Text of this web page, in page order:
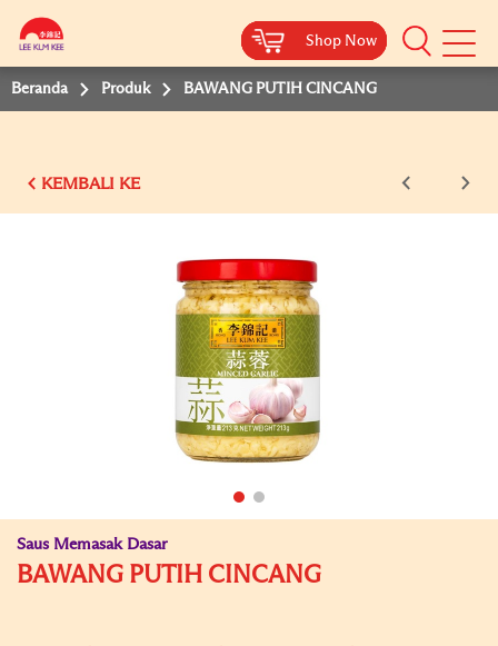
Shop Now
Shop Now
Shop Now
Shop Now
Shop Now
Beranda Produk BAWANG PUTIH CINCANG
KEMBALI KE
Saus Memasak Dasar
BAWANG PUTIH CINCANG